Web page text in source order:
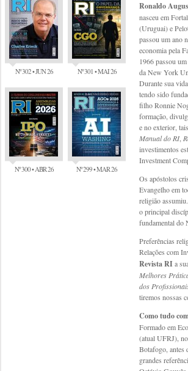
Nº 302 • JUN 26 Nº 301 • MAI 26
Nº 300 • ABR 26 Nº 299 • MAR 26
Ronaldo
nasceu em
(Uruguai) e
passou um ano
economia pela
1966 passou
da New York
Durante sua
tendo sido
filho Ronnie
formação,
e no exterior,
Manual do RI,
investimentos
Investment
Os apóstolos
Evangelho em
religião
o principal
fundamental do
Preferências
Relações com
Revista RIa
Melhores
dos
tiremos nossas
Como tudo
Formado em
(atual UFRJ),
Botafogo, antes
grandes